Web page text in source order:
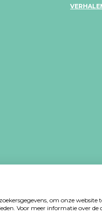
om onze website
Voor meer informatie over de